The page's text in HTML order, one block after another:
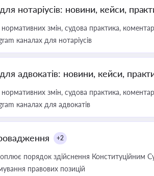
нотаріусів: новини, кейси,
змін, судова практика,
каналах для нотаріусів
адвокатів: новини, кейси,
змін, судова практика,
каналах для адвокатів
+2
порядок здійснення Конституційним
правових позицій